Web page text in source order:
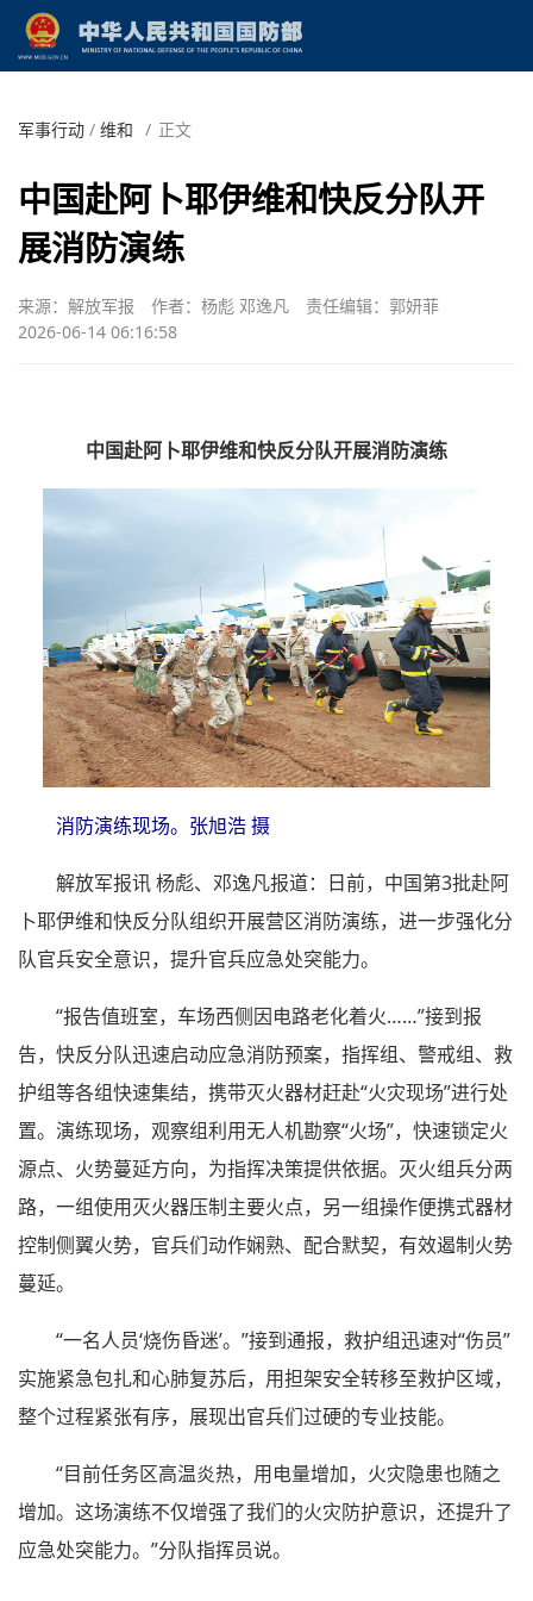
军事行动 / 维和 / 正文
中国赴阿卜耶伊维和快反分队开
展消防演练
来源：解放军报 作者：杨彪 邓逸凡
责任编辑：郭妍菲
2026-06-14 06:16:58
中国赴阿卜耶伊维和快反分队开展消防演练
消防演练现场。张旭浩 摄
解放军报讯 杨彪、邓逸凡报道：日前，中国第3批赴阿
卜耶伊维和快反分队组织开展营区消防演练，进一步强化分
队官兵安全意识，提升官兵应急处突能力。
“报告值班室，车场西侧因电路老化着火……”接到报
告，快反分队迅速启动应急消防预案，指挥组、警戒组、救
护组等各组快速集结，携带灭火器材赶赴“火灾现场”进行处
置。演练现场，观察组利用无人机勘察“火场”，快速锁定火
源点、火势蔓延方向，为指挥决策提供依据。灭火组兵分两
路，一组使用灭火器压制主要火点，另一组操作便携式器材
控制侧翼火势，官兵们动作娴熟、配合默契，有效遏制火势
蔓延。
“一名人员‘烧伤昏迷’。”接到通报，救护组迅速对“伤员”
实施紧急包扎和心肺复苏后，用担架安全转移至救护区域，
整个过程紧张有序，展现出官兵们过硬的专业技能。
“目前任务区高温炎热，用电量增加，火灾隐患也随之
增加。这场演练不仅增强了我们的火灾防护意识，还提升了
应急处突能力。”分队指挥员说。